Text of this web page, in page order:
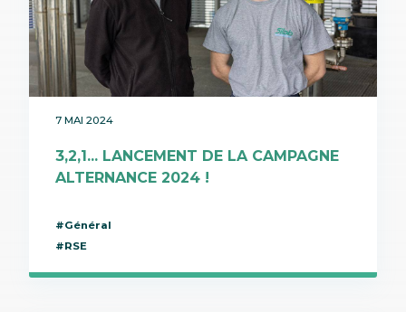
7 MAI 2024
3,2,1... LANCEMENT DE LA CAMPAGNE
ALTERNANCE 2024 !
#Général
#RSE